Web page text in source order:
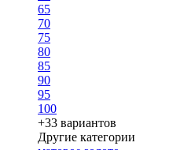
65
70
75
80
85
90
95
100
+33 вариантов
Другие категории